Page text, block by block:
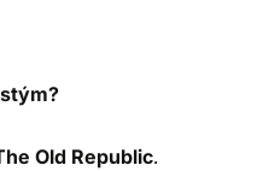
Old Republic.